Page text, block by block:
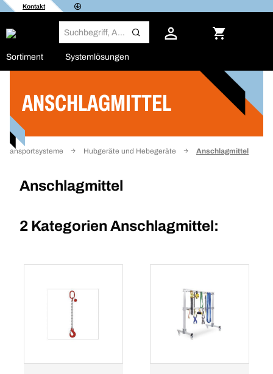
Kontakt
Sortiment Systemlösungen
ANSCHLAGMITTEL
Transportsysteme Hubgeräte und Hebegeräte Anschlagmittel
Anschlagmittel
2 Kategorien Anschlagmittel:
Filter